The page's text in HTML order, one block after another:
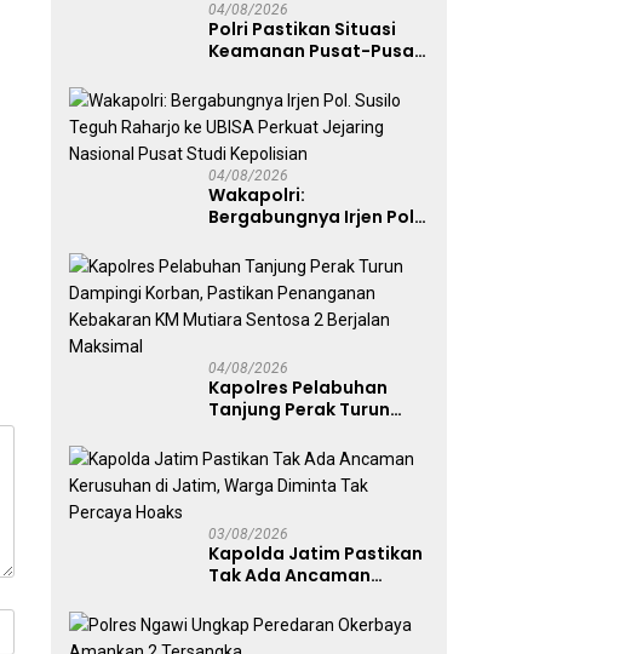
04/08/2026
Polri Pastikan Situasi
Keamanan Pusat-Pusat
Kondusif
04/08/2026
Wakapolri:
Bergabungnya Irjen Pol.
UBISA Perkuat Jejaring
Nasional Pusat Studi
Kepolisian
04/08/2026
Kapolres Pelabuhan
Tanjung Perak Turun
Pastikan Penanganan
Kebakaran KM Mutiara
Sentosa 2 Berjalan
03/08/2026
Kapolda Jatim Pastikan
Tak Ada Ancaman
Warga Diminta Tak
Percaya Hoaks